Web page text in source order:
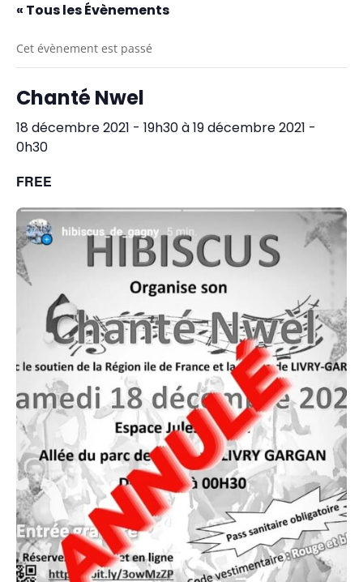
« Tous les Évènements
Cet évènement est passé
Chanté Nwel
18 décembre 2021 - 19h30à19 décembre 2021 -
0h30
FREE